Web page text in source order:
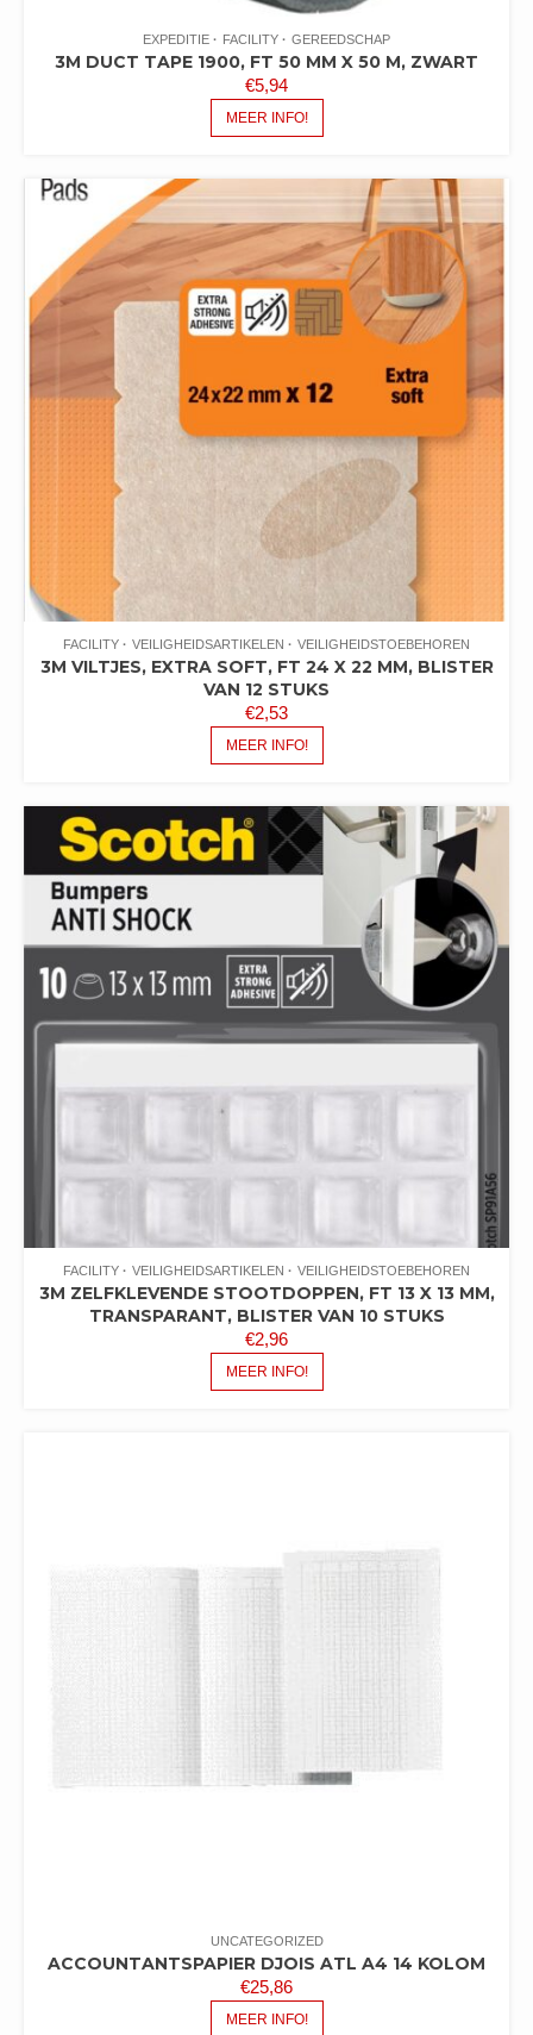
EXPEDITIE FACILITY GEREEDSCHAP
3M DUCT TAPE 1900, FT 50 MM X 50 M, ZWART
€5,94
MEER INFO!
FACILITY VEILIGHEIDSARTIKELEN VEILIGHEIDSTOEBEHOREN
3M VILTJES, EXTRA SOFT, FT 24 X 22 MM, BLISTER
VAN 12 STUKS
€2,53
MEER INFO!
FACILITY VEILIGHEIDSARTIKELEN VEILIGHEIDSTOEBEHOREN
3M ZELFKLEVENDE STOOTDOPPEN, FT 13 X 13 MM,
TRANSPARANT, BLISTER VAN 10 STUKS
€2,96
MEER INFO!
UNCATEGORIZED
ACCOUNTANTSPAPIER DJOIS ATL A4 14 KOLOM
€25,86
MEER INFO!